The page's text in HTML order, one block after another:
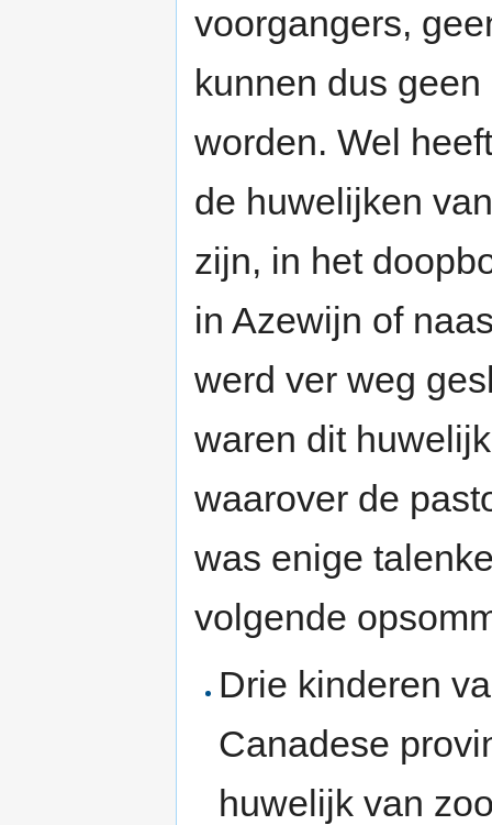
voorgangers,
kunnen dus
worden. Wel
de huwelijken
zijn, in het
in Azewijn of
werd ver weg
waren dit
waarover de
was enige
volgende
Drie kinderen
Canadese
huwelijk van